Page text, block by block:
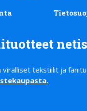
viralliset tekstiilit ja
.